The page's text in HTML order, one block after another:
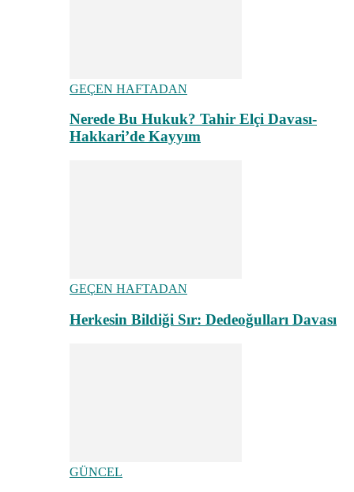
GEÇEN HAFTADAN
Nerede Bu Hukuk? Tahir Elçi Davası-
Hakkari’de Kayyım
GEÇEN HAFTADAN
Herkesin Bildiği Sır: Dedeoğulları Davası
GÜNCEL